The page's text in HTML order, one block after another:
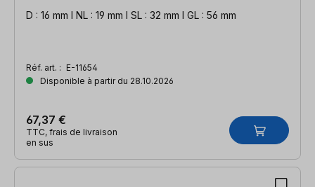
D : 16 mm l NL : 19 mm l SL : 32 mm l GL : 56 mm
Réf. art. : E-11654
Disponible à partir du 28.10.2026
67,37 €
TTC, frais de livraison
en sus